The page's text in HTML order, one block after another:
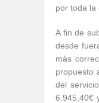
por toda la
A fin de
desde
más
propuesto
del
6.945,40€